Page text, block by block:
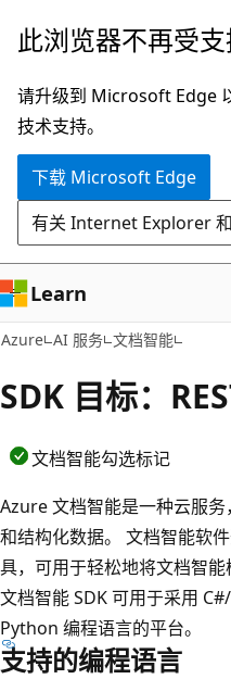
跳
主
要
内
此浏览器不再受支
请升级到 Microsoft Edge
技术支持。
下载 Microsoft Edge
有关 Internet Explorer
Learn
Azure AI 服务 文档智能
SDK 目标：
文档智能勾选标记
Azure 文档智能是一种云服
和结构化数据。 文档智能软
具，可用于轻松地将文档智能
文档智能 SDK 可用于采用
Python 编程语言的平台。
支持的编程语言